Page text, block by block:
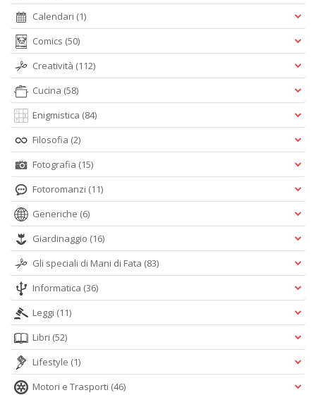
Calendari (1)
Comics (50)
Creatività (112)
Cucina (58)
Enigmistica (84)
Filosofia (2)
Fotografia (15)
Fotoromanzi (11)
Generiche (6)
Giardinaggio (16)
Gli speciali di Mani di Fata (83)
Informatica (36)
Leggi (11)
Libri (52)
Lifestyle (1)
Motori e Trasporti (46)